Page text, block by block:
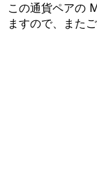
この通貨ペアの
ますので、また